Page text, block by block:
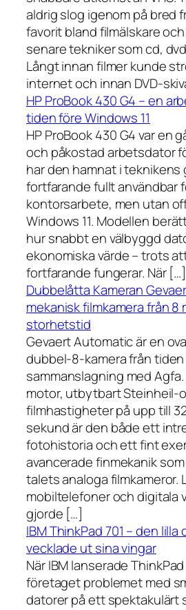
aldrig slog igenom på bred
favorit bland filmälskare
senare tekniker som cd,
Långt innan filmer kunde
internet och innan DVD-
HP ProBook 430 G4 – en
tiden före Windows 11
HP ProBook 430 G4 var en
och påkostad arbetsdator
har den hamnat i teknikens
fortfarande fullt användbar
kontorsarbete, men utan
Windows 11. Modellen
hur snabbt en välbyggd
ekonomiska värde – trots
fortfarande fungerar. När […]
Dubbelåtta Kameran
mekanisk filmkamera från 8
storhetstid
Gevaert Automatic är en
dubbel-8-kamera från
sammanslagning med
motor, utbytbart Steinheil-
filmhastigheter på upp till
sekund är den både ett
fotohistoria och ett fint
avancerade finmekanik
talets analoga filmkameror.
mobiltelefoner och digitala
gjorde […]
IBM ThinkPad 701 – den
vecklade ut sina vingar
När IBM lanserade
företaget problemet med
datorer på ett spektakulärt